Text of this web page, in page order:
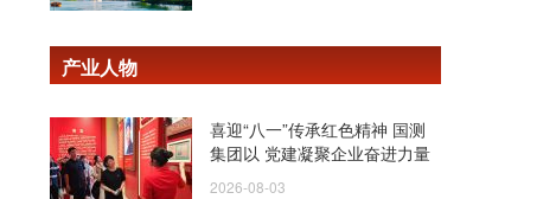
产业人物
喜迎“八一”传承红色精神 国测
集团以 党建凝聚企业奋进力量
2026-08-03